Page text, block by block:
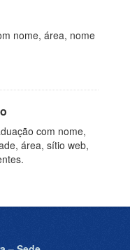
nome, área, nome
com nome,
área, sítio web,